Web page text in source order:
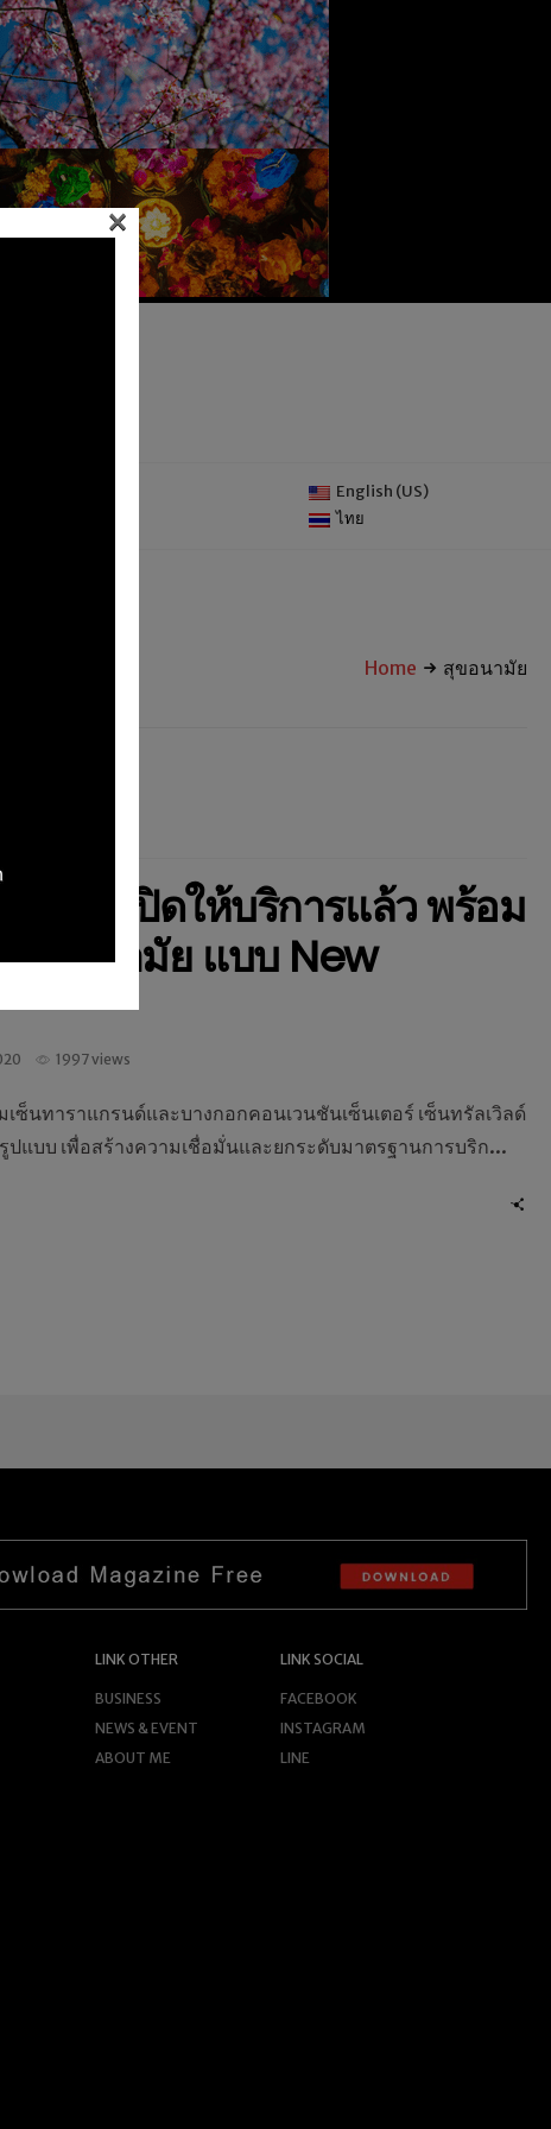
English (US)
ไทย
Home สุขอนามัย
นมาส เปิดให้บริการแล้ว พร้อม
สุขอนามัย แบบ New
1997 views
ซ็นทาราแกรนด์และบางกอกคอนเวนชันเซ็นเตอร์ เซ็นทรัลเวิลด์
ปแบบ เพื่อสร้างความเชื่อมั่นและยกระดับมาตรฐานการบริก...
LINK OTHER
BUSINESS
NEWS & EVENT
ABOUT ME
LINK SOCIAL
FACEBOOK
INSTAGRAM
LINE
×